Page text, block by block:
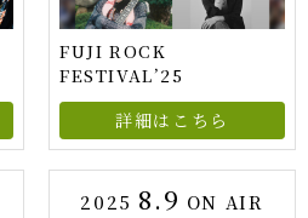
FUJI ROCK
FESTIVAL’25
詳細はこちら
2025 8.9 ON AIR